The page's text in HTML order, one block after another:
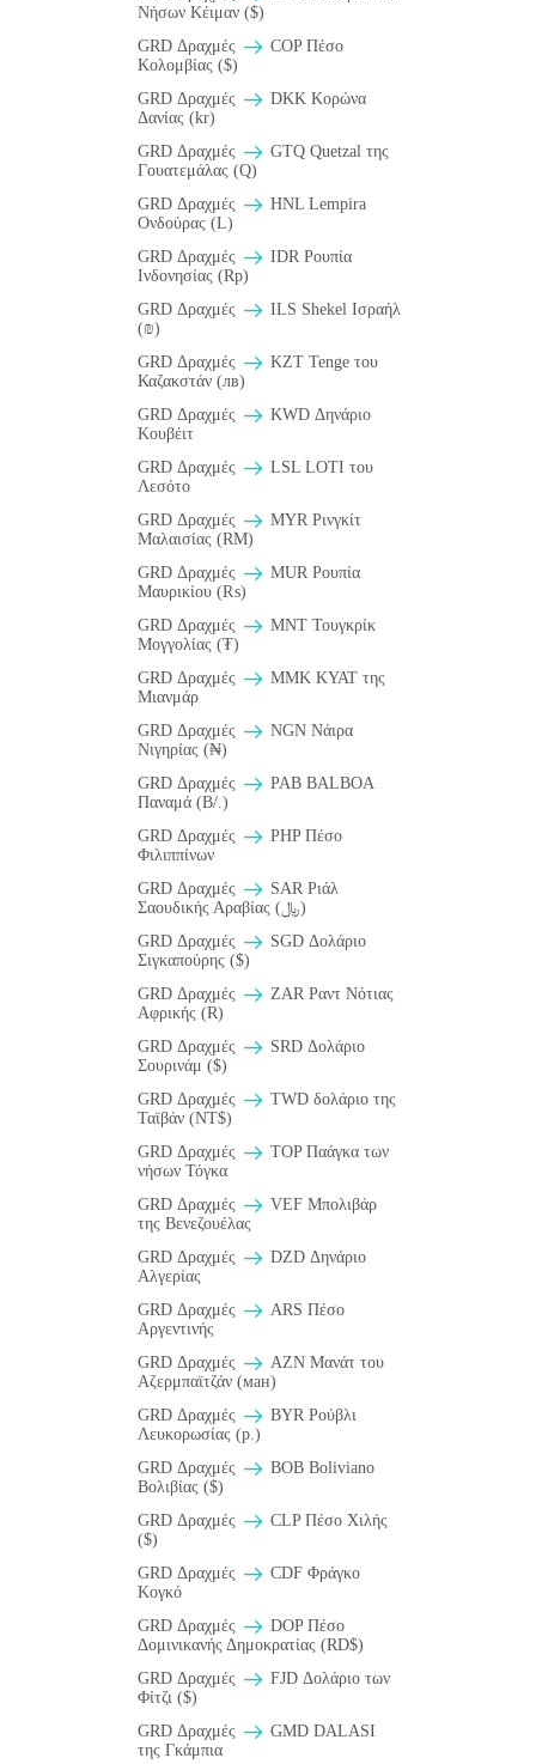
Νήσων Κέιμαν ($)
GRD Δραχμές
COP Πέσο
Κολομβίας ($)
GRD Δραχμές
DKK Κορώνα
Δανίας (kr)
GRD Δραχμές
GTQ Quetzal της
Γουατεμάλας (Q)
GRD Δραχμές
HNL Lempira
Ονδούρας (L)
GRD Δραχμές
IDR Ρουπία
Ινδονησίας (Rp)
GRD Δραχμές
ILS Shekel Ισραήλ
(₪)
GRD Δραχμές
KZT Tenge του
Καζακστάν (лв)
GRD Δραχμές
KWD Δηνάριο
Κουβέιτ
GRD Δραχμές
LSL LOTI του
Λεσότο
GRD Δραχμές
MYR Ρινγκίτ
Μαλαισίας (RM)
GRD Δραχμές
MUR Ρουπία
Μαυρικίου (₨)
GRD Δραχμές
MNT Τουγκρίκ
Μογγολίας (₮)
GRD Δραχμές
MMK KYAT της
Μιανμάρ
GRD Δραχμές
NGN Νάιρα
Νιγηρίας (₦)
GRD Δραχμές
PAB BALBOA
Παναμά (B/.)
GRD Δραχμές
PHP Πέσο
Φιλιππίνων
GRD Δραχμές
SAR Ριάλ
Σαουδικής Αραβίας (﷼)
GRD Δραχμές
SGD Δολάριο
Σιγκαπούρης ($)
GRD Δραχμές
ZAR Ραντ Νότιας
Αφρικής (R)
GRD Δραχμές
SRD Δολάριο
Σουρινάμ ($)
GRD Δραχμές
TWD δολάριο της
Ταϊβάν (NT$)
GRD Δραχμές
TOP Παάγκα των
νήσων Τόγκα
GRD Δραχμές
VEF Μπολιβάρ
της Βενεζουέλας
GRD Δραχμές
DZD Δηνάριο
Αλγερίας
GRD Δραχμές
ARS Πέσο
Αργεντινής
GRD Δραχμές
AZN Μανάτ του
Αζερμπαϊτζάν (ман)
GRD Δραχμές
BYR Ρούβλι
Λευκορωσίας (p.)
GRD Δραχμές
BOB Boliviano
Βολιβίας ($)
GRD Δραχμές
CLP Πέσο Χιλής
($)
GRD Δραχμές
CDF Φράγκο
Κογκό
GRD Δραχμές
DOP Πέσο
Δομινικανής Δημοκρατίας (RD$)
GRD Δραχμές
FJD Δολάριο των
Φίτζι ($)
GRD Δραχμές
GMD DALASI
της Γκάμπια